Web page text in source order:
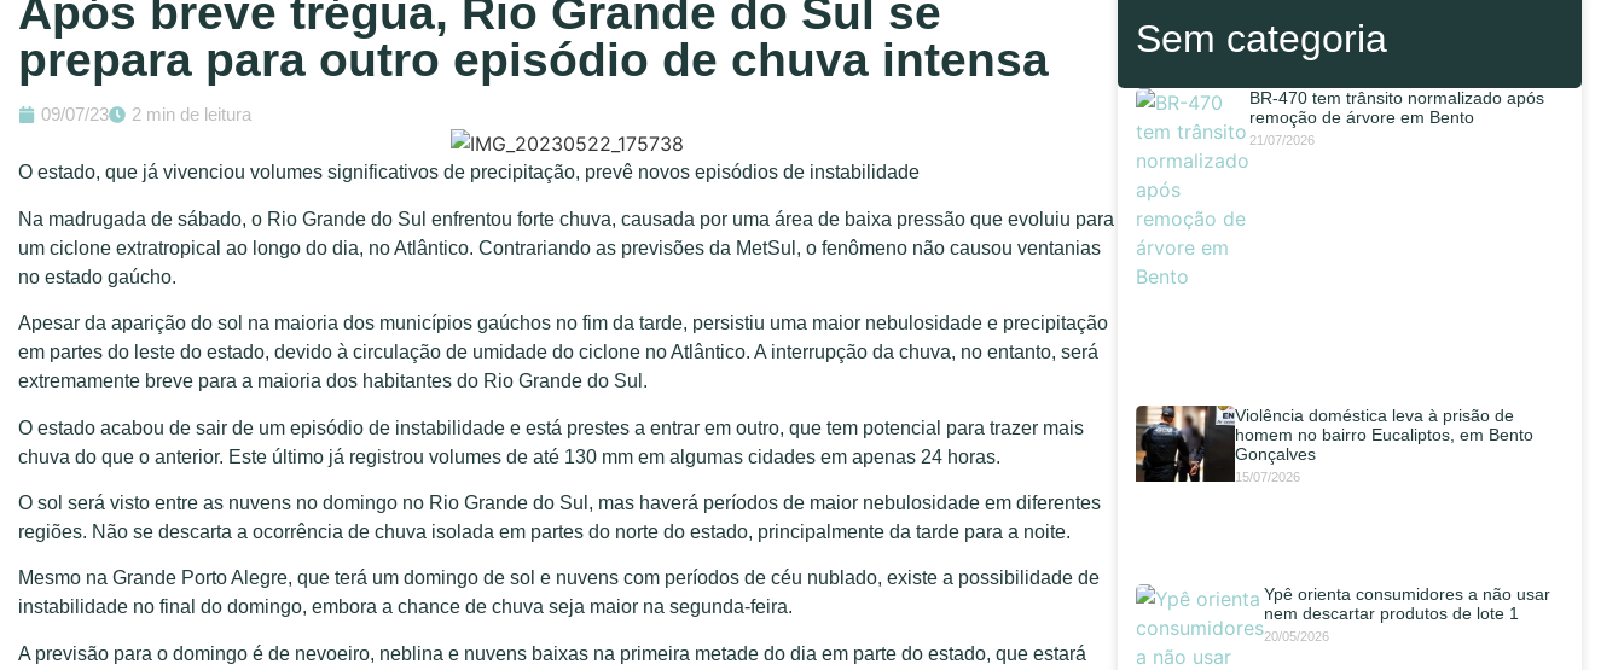
Após breve trégua, Rio Grande do Sul se
prepara para outro episódio de chuva intensa
09/07/23 2 min de leitura
O estado, que já vivenciou volumes significativos de precipitação, prevê novos episódios de instabilidade
Na madrugada de sábado, o Rio Grande do Sul enfrentou forte chuva, causada por uma área de baixa pressão que evoluiu para
um ciclone extratropical ao longo do dia, no Atlântico. Contrariando as previsões da MetSul, o fenômeno não causou ventanias
no estado gaúcho.
Apesar da aparição do sol na maioria dos municípios gaúchos no fim da tarde, persistiu uma maior nebulosidade e precipitação
em partes do leste do estado, devido à circulação de umidade do ciclone no Atlântico. A interrupção da chuva, no entanto, será
extremamente breve para a maioria dos habitantes do Rio Grande do Sul.
O estado acabou de sair de um episódio de instabilidade e está prestes a entrar em outro, que tem potencial para trazer mais
chuva do que o anterior. Este último já registrou volumes de até 130 mm em algumas cidades em apenas 24 horas.
O sol será visto entre as nuvens no domingo no Rio Grande do Sul, mas haverá períodos de maior nebulosidade em diferentes
regiões. Não se descarta a ocorrência de chuva isolada em partes do norte do estado, principalmente da tarde para a noite.
Mesmo na Grande Porto Alegre, que terá um domingo de sol e nuvens com períodos de céu nublado, existe a possibilidade de
instabilidade no final do domingo, embora a chance de chuva seja maior na segunda-feira.
A previsão para o domingo é de nevoeiro, neblina e nuvens baixas na primeira metade do dia em parte do estado, que estará
Sem categoria
BR-470 tem trânsito normalizado após
remoção de árvore em Bento
21/07/2026
Violência doméstica leva à prisão de
homem no bairro Eucaliptos, em Bento
Gonçalves
15/07/2026
Ypê orienta consumidores a não usar
nem descartar produtos de lote 1
20/05/2026